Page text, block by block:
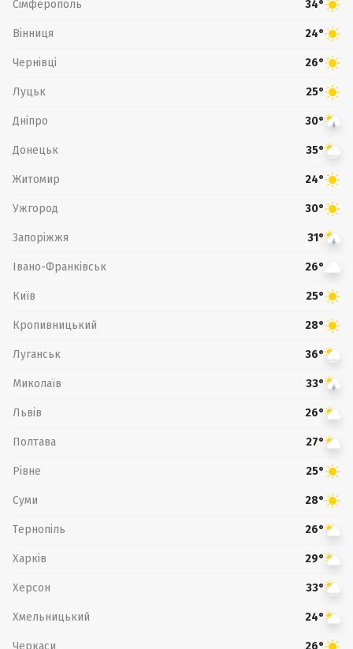
Сімферополь 34°
Вінниця 24°
Чернівці 26°
Луцьк 25°
Дніпро 30°
Донецьк 35°
Житомир 24°
Ужгород 30°
Запоріжжя 31°
Івано-Франківськ 26°
Київ 25°
Кропивницький 28°
Луганськ 36°
Миколаїв 33°
Львів 26°
Полтава 27°
Рівне 25°
Суми 28°
Тернопіль 26°
Харків 29°
Херсон 33°
Хмельницький 24°
Черкаси 26°